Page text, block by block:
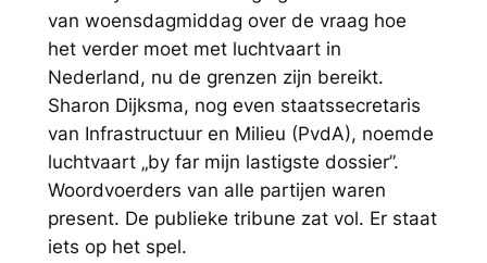
van woensdagmiddag over de vraag hoe
het verder moet met luchtvaart in
Nederland, nu de grenzen zijn bereikt.
Sharon Dijksma, nog even staatssecretaris
van Infrastructuur en Milieu (PvdA), noemde
luchtvaart „by far mijn lastigste dossier”.
Woordvoerders van alle partijen waren
present. De publieke tribune zat vol. Er staat
iets op het spel.